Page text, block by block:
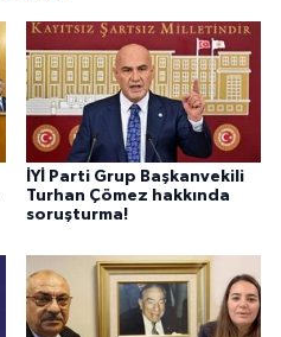
İYİ Parti Grup Başkanvekili
Turhan Çömez hakkında
soruşturma!